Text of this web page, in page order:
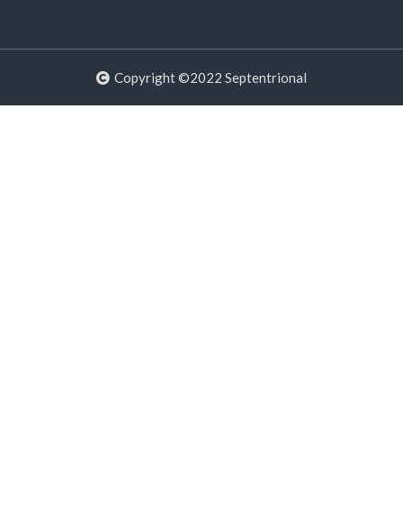
Copyright ©2022 Septentrional